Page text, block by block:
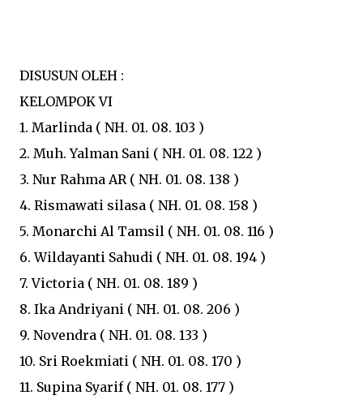
DISUSUN OLEH :
KELOMPOK VI
1. Marlinda ( NH. 01. 08. 103 )
2. Muh. Yalman Sani ( NH. 01. 08. 122 )
3. Nur Rahma AR ( NH. 01. 08. 138 )
4. Rismawati silasa ( NH. 01. 08. 158 )
5. Monarchi Al Tamsil ( NH. 01. 08. 116 )
6. Wildayanti Sahudi ( NH. 01. 08. 194 )
7. Victoria ( NH. 01. 08. 189 )
8. Ika Andriyani ( NH. 01. 08. 206 )
9. Novendra ( NH. 01. 08. 133 )
10. Sri Roekmiati ( NH. 01. 08. 170 )
11. Supina Syarif ( NH. 01. 08. 177 )